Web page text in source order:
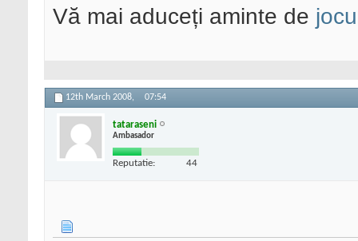
Vă mai aduceți aminte de
12th March 2008, 07:54
tataraseni
Ambasador
Reputatie: 44